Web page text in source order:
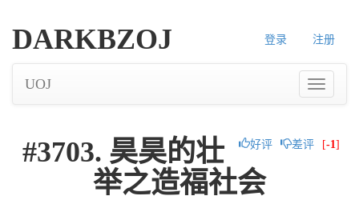
登录 注册
DARKBZOJ
UOJ
好评 差评 [-1]
#3703. 昊昊的壮
举之造福社会